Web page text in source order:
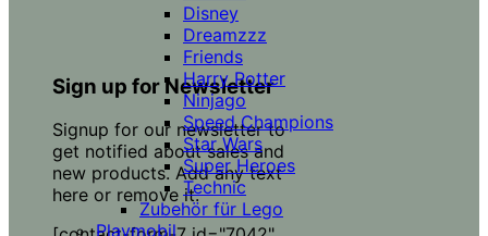
Sign up for Newsletter
Signup for our newsletter to
get notified about sales and
new products. Add any text
here or remove it.
Disney
Dreamzzz
Friends
Harry Potter
Ninjago
Speed Champions
Star Wars
Super Heroes
Technic
Zubehör für Lego
Playmobil